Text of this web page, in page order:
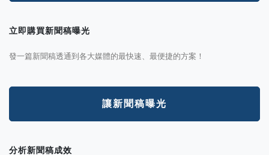
立即購買新聞稿曝光
發一篇新聞稿透通到各大媒體的最快速、最便捷的方案！
讓新聞稿曝光
分析新聞稿成效